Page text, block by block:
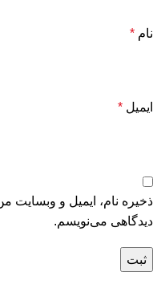
نام *
ایمیل *
ذخیره نام، ایمیل و وبسایت
دیدگاهی می‌نویسم.